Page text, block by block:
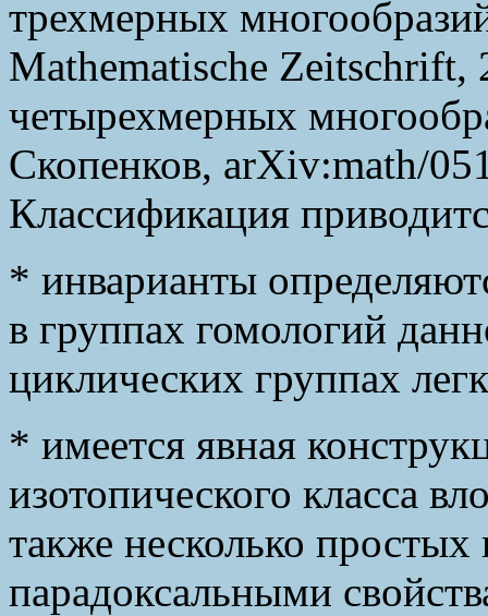
трехмерных
Mathematische Zeitschrift,
четырехмерных
Скопенков, arXiv:math/
Классификация
* инварианты
в группах гомологий
циклических группах
* имеется явная
изотопического класса
также несколько
парадоксальными